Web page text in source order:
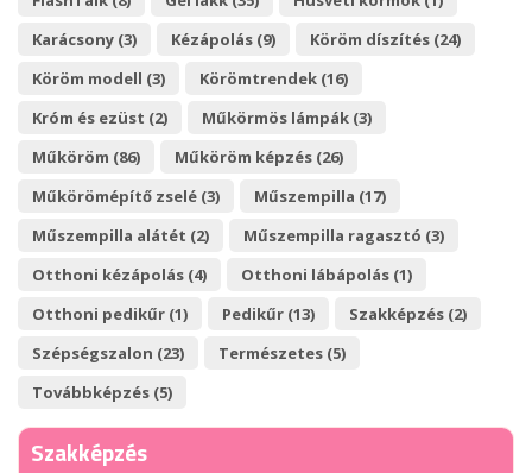
Karácsony (3)
Kézápolás (9)
Köröm díszítés (24)
Köröm modell (3)
Körömtrendek (16)
Króm és ezüst (2)
Műkörmös lámpák (3)
Műköröm (86)
Műköröm képzés (26)
Műkörömépítő zselé (3)
Műszempilla (17)
Műszempilla alátét (2)
Műszempilla ragasztó (3)
Otthoni kézápolás (4)
Otthoni lábápolás (1)
Otthoni pedikűr (1)
Pedikűr (13)
Szakképzés (2)
Szépségszalon (23)
Természetes (5)
Továbbképzés (5)
Szakképzés